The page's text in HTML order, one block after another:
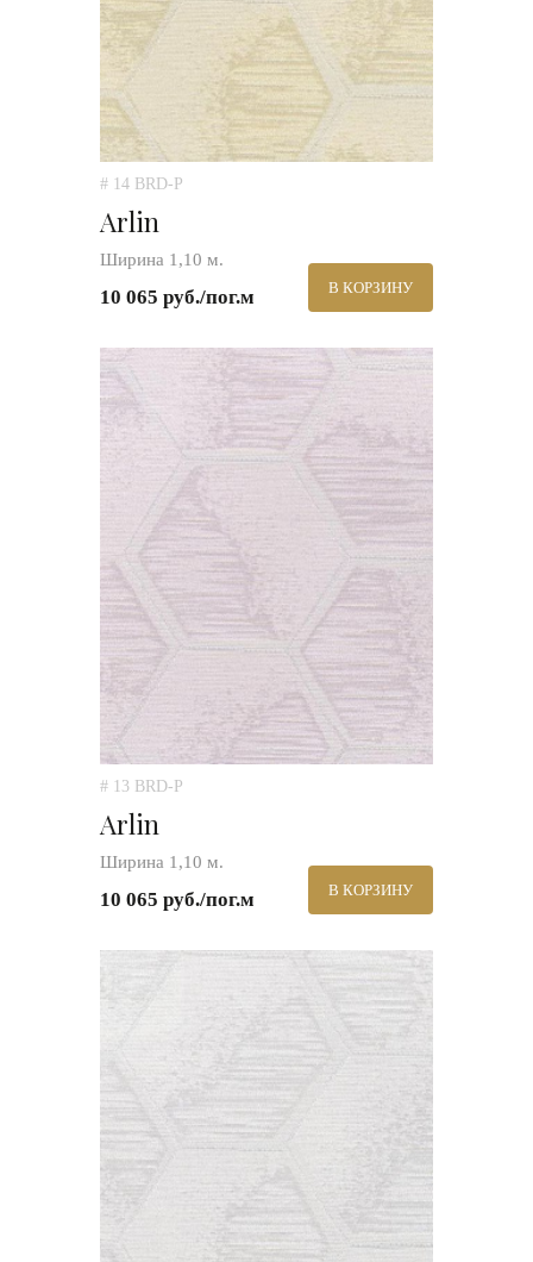
# 14 BRD-P
Arlin
Ширина 1,10 м.
10 065 руб./пог.м В КОРЗИНУ
# 13 BRD-P
Arlin
Ширина 1,10 м.
10 065 руб./пог.м В КОРЗИНУ